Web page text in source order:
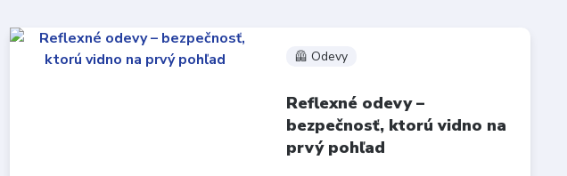
🦺 Odevy
Reflexné odevy –
bezpečnosť, ktorú vidno na
prvý pohľad